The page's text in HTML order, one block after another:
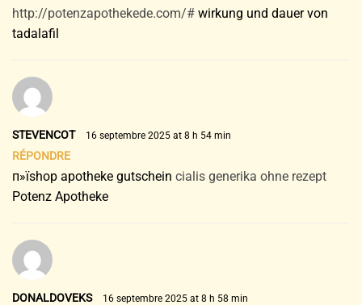
http://potenzapothekede.com/# wirkung und dauer von
tadalafil
STEVENCOT 16 septembre 2025 at 8 h 54 min
RÉPONDRE
п»їshop apotheke gutschein cialis generika ohne rezept
Potenz Apotheke
DONALDOVEKS 16 septembre 2025 at 8 h 58 min